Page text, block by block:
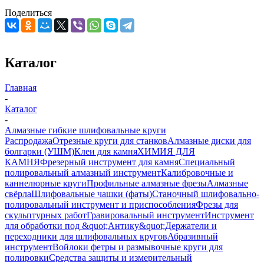
Поделиться
Каталог
Главная
-
Каталог
-
Алмазные гибкие шлифовальные круги
РаспродажаОтрезные круги для станковАлмазные диски для
болгарки (УШМ)Клеи для камняХИМИЯ ДЛЯ
КАМНЯФрезерный инструмент для камняСпециальный
полировальный алмазный инструментКалибровочные и
каннелюрные кругиПрофильные алмазные фрезыАлмазные
свёрлаШлифовальные чашки (фаты)Станочный шлифовально-
полировальный инструмент и приспособленияФрезы для
скульптурных работГравировальный инструментИнструмент
для обработки под &quot;Антику&quot;Держатели и
переходники для шлифовальных круговАбразивный
инструментВойлоки фетры и размывочные круги для
полировкиСредства защиты и измерительный